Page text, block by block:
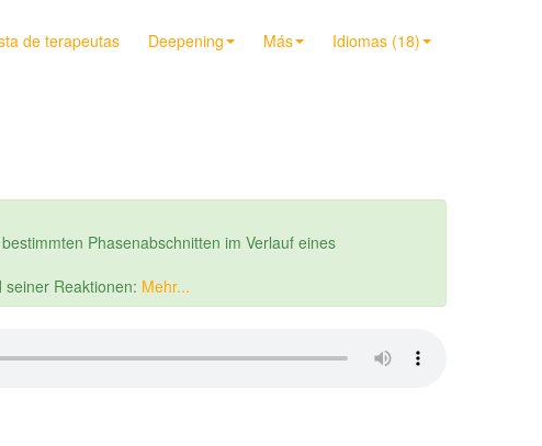
de terapeutas Deepening Más Idiomas (18)
Phasenabschnitten im Verlauf eines
Reaktionen: Mehr...